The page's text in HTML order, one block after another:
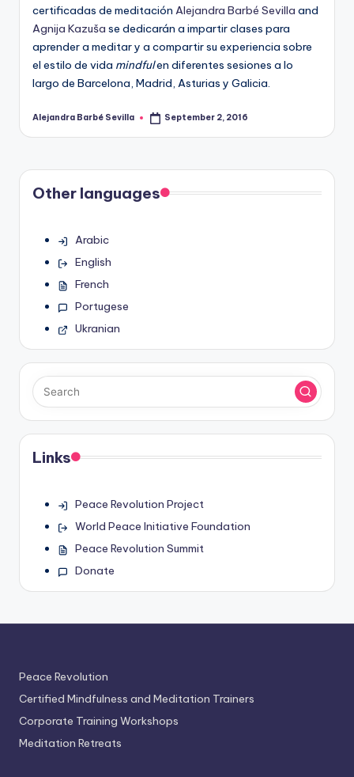
certificadas de meditación Alejandra Barbé Sevilla and
Agnija Kazuša se dedicarán a impartir clases para
aprender a meditar y a compartir su experiencia sobre
el estilo de vida mindfulen diferentes sesiones a lo
largo de Barcelona, Madrid, Asturias y Galicia.
Posted
Alejandra Barbé Sevilla September 2, 2016
Other languages
Arabic
English
French
Portugese
Ukranian
Links
Peace Revolution Project
World Peace Initiative Foundation
Peace Revolution Summit
Donate
Peace Revolution
Certified Mindfulness and Meditation Trainers
Corporate Training Workshops
Meditation Retreats